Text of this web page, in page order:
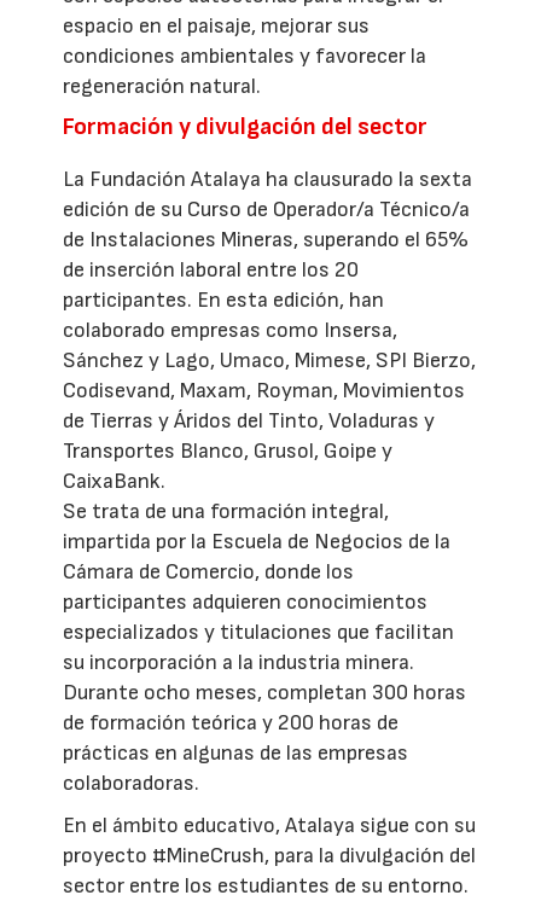
espacio en el paisaje, mejorar sus
condiciones ambientales y favorecer la
regeneración natural.
Formación y divulgación del sector
La Fundación Atalaya ha clausurado la sexta
edición de su Curso de Operador/a Técnico/a
de Instalaciones Mineras, superando el 65%
de inserción laboral entre los 20
participantes. En esta edición, han
colaborado empresas como Insersa,
Sánchez y Lago, Umaco, Mimese, SPI Bierzo,
Codisevand, Maxam, Royman, Movimientos
de Tierras y Áridos del Tinto, Voladuras y
Transportes Blanco, Grusol, Goipe y
CaixaBank.
Se trata de una formación integral,
impartida por la Escuela de Negocios de la
Cámara de Comercio, donde los
participantes adquieren conocimientos
especializados y titulaciones que facilitan
su incorporación a la industria minera.
Durante ocho meses, completan 300 horas
de formación teórica y 200 horas de
prácticas en algunas de las empresas
colaboradoras.
En el ámbito educativo, Atalaya sigue con su
proyecto #MineCrush, para la divulgación del
sector entre los estudiantes de su entorno.